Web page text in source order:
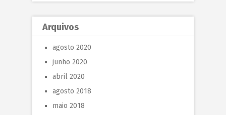
Arquivos
agosto 2020
junho 2020
abril 2020
agosto 2018
maio 2018